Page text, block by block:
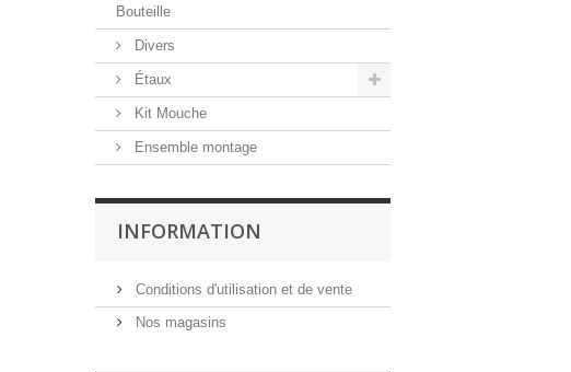
Bouteille
Divers
Étaux
Kit Mouche
Ensemble montage
INFORMATION
Conditions d'utilisation et de vente
Nos magasins